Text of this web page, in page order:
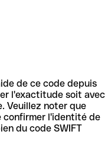
de ce code depuis
l'exactitude soit avec
Veuillez noter que
confirmer l'identité de
du code SWIFT